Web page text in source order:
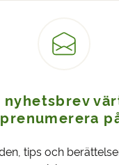
nyhetsbrev
prenumerera
tips och